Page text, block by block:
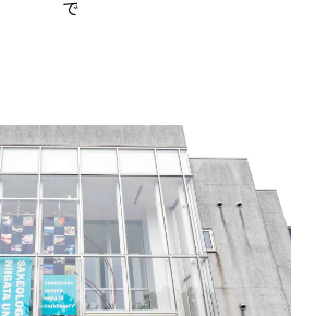
で